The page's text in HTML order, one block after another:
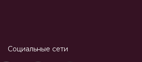
Социальные сети